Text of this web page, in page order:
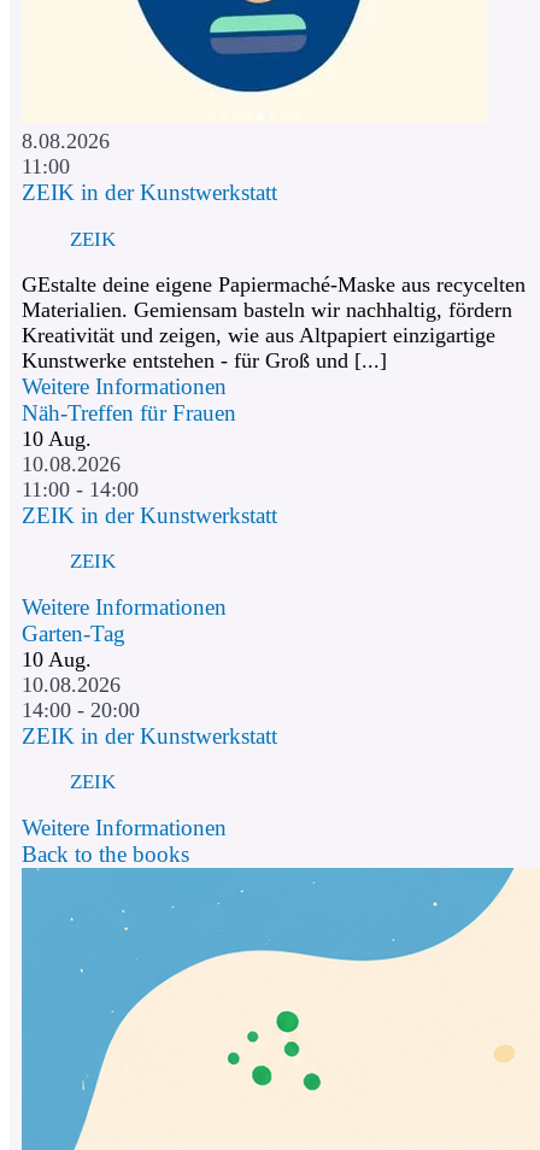
8.08.2026
11:00
ZEIK in der Kunstwerkstatt
ZEIK
GEstalte deine eigene Papiermaché-Maske aus recycelten
Materialien. Gemiensam basteln wir nachhaltig, fördern
Kreativität und zeigen, wie aus Altpapiert einzigartige
Kunstwerke entstehen - für Groß und [...]
Weitere Informationen
Näh-Treffen für Frauen
10 Aug.
10.08.2026
11:00 - 14:00
ZEIK in der Kunstwerkstatt
ZEIK
Weitere Informationen
Garten-Tag
10 Aug.
10.08.2026
14:00 - 20:00
ZEIK in der Kunstwerkstatt
ZEIK
Weitere Informationen
Back to the books